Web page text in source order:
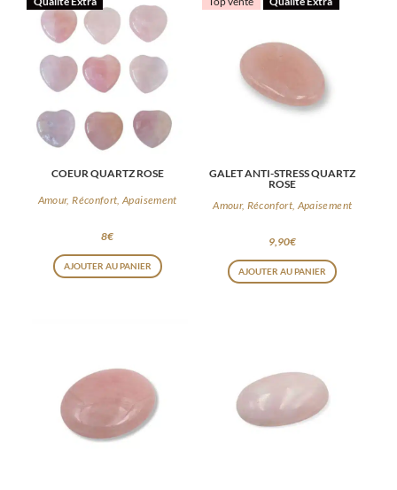
plusieurs
variations.
Les
options
être
sur
la
produit
COEUR QUARTZ ROSE
Amour, Réconfort, Apaisement
8€
AJOUTER AU PANIER
GALET ANTI-STRESS QUARTZ
ROSE
Amour, Réconfort, Apaisement
9,90€
AJOUTER AU PANIER